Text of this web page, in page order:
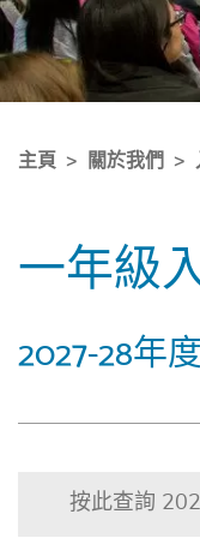
主頁 關於我們
一年級
2027-28年
按此查詢